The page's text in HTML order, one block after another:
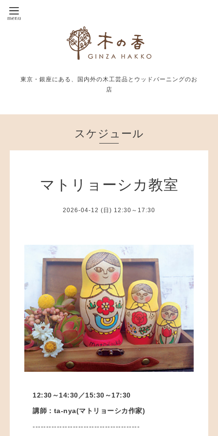
東京・銀座にある、国内外の木工芸品とウッドバーニングのお
店
スケジュール
マトリョーシカ教室
2026-04-12 (日) 12:30～17:30
12:30～14:30／15:30～17:30
講師：ta-nya(マトリョーシカ作家)
----------------------------------------